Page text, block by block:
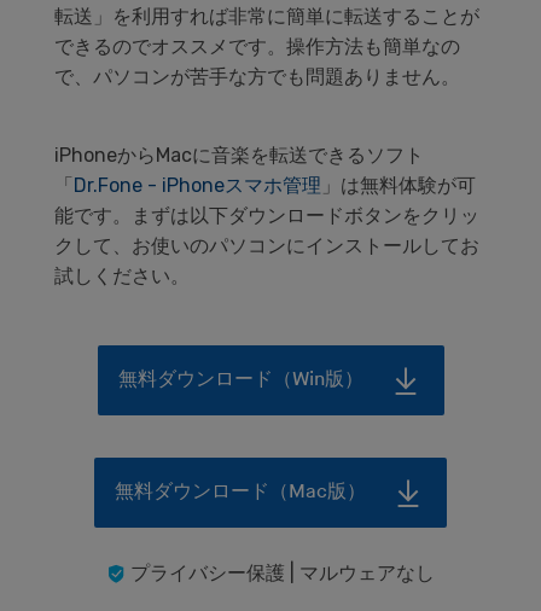
もっと見る
転送」を利用すれば非常に簡単に転送することが
できるのでオススメです。操作方法も簡単なの
で、パソコンが苦手な方でも問題ありません。
iPhoneからMacに音楽を転送できるソフト
「Dr.Fone - iPhoneスマホ管理 」は無料体験が可
能です。まずは以下ダウンロードボタンをクリッ
クして、お使いのパソコンにインストールしてお
試しください。
無料ダウンロード（Win版）
無料ダウンロード（Mac版）
プライバシー保護 | マルウェアなし